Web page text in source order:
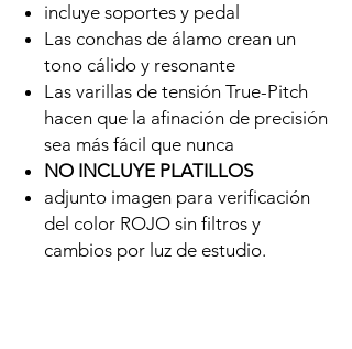
incluye soportes y pedal
Las conchas de álamo crean un
tono cálido y resonante
Las varillas de tensión True-Pitch
hacen que la afinación de precisión
sea más fácil que nunca
NO INCLUYE PLATILLOS
adjunto imagen para verificación
del color ROJO sin filtros y
cambios por luz de estudio.